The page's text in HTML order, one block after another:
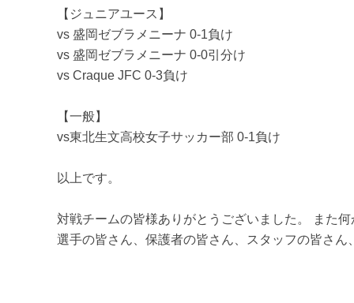
【ジュニアユース】
vs 盛岡ゼブラメニーナ 0-1負け
vs 盛岡ゼブラメニーナ 0-0引分け
vs Craque JFC 0-3負け
【一般】
vs東北生文高校女子サッカー部 0-1負け
以上です。
対戦チームの皆様ありがとうございました。 また
選手の皆さん、保護者の皆さん、スタッフの皆さん